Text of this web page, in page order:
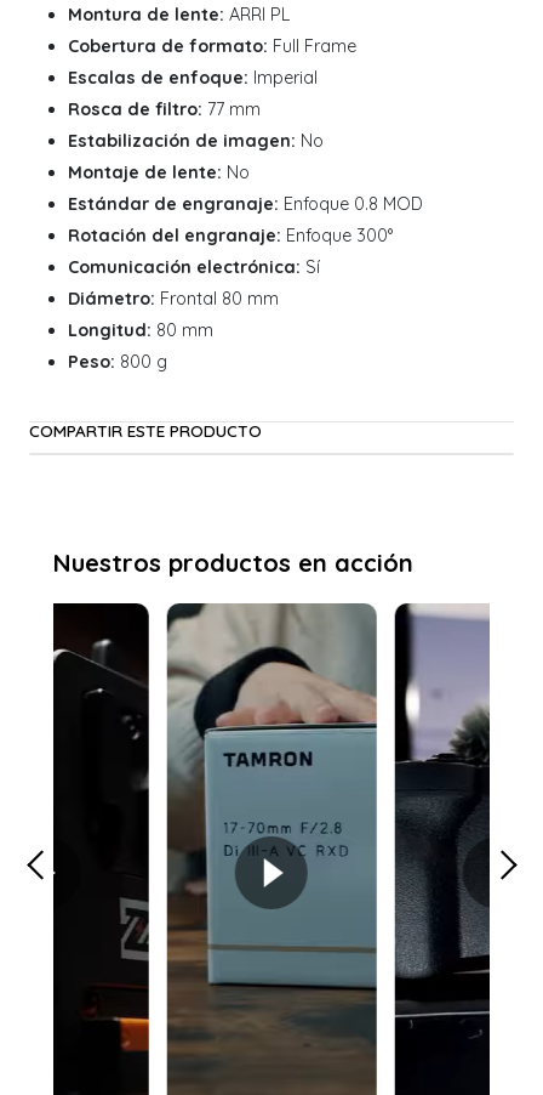
Montura de lente: ARRI PL
Cobertura de formato: Full Frame
Escalas de enfoque: Imperial
Rosca de filtro: 77 mm
Estabilización de imagen: No
Montaje de lente: No
Estándar de engranaje: Enfoque 0.8 MOD
Rotación del engranaje: Enfoque 300°
Comunicación electrónica: Sí
Diámetro: Frontal 80 mm
Longitud: 80 mm
Peso: 800 g
COMPARTIR ESTE PRODUCTO